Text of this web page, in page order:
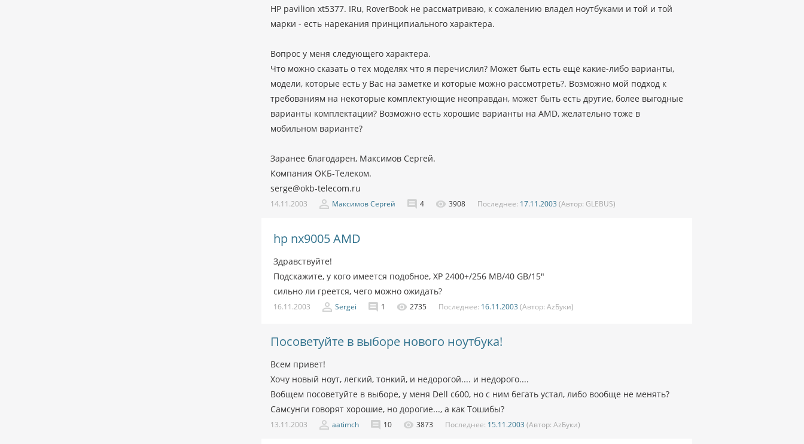
HP pavilion xt5377. IRu, RoverBook не рассматриваю, к сожалению владел ноутбуками и той и той
марки - есть нарекания принципиального характера.
Вопрос у меня следующего характера.
Что можно сказать о тех моделях что я перечислил? Может быть есть ещё какие-либо варианты,
модели, которые есть у Вас на заметке и которые можно рассмотреть?. Возможно мой подход к
требованиям на некоторые комплектующие неоправдан, может быть есть другие, более выгодные
варианты комплектации? Возможно есть хорошие варианты на AMD, желательно тоже в
мобильном варианте?
Заранее благодарен, Максимов Сергей.
Компания ОКБ-Телеком.
serge@okb-telecom.ru
14.11.2003 Максимов Сергей 4 3908 Последнее: 17.11.2003 (Автор: GLEBUS)
hp nx9005 AMD
Здравствуйте!
Подскажите, у кого имеется подобное, XP 2400+/256 MB/40 GB/15"
сильно ли греется, чего можно ожидать?
16.11.2003 Sergei 1 2735 Последнее: 16.11.2003 (Автор: AzБуки)
Посоветуйте в выборе нового ноутбука!
Всем привет!
Хочу новый ноут, легкий, тонкий, и недорогой.... и недорого....
Вобщем посоветуйте в выборе, у меня Dell c600, но с ним бегать устал, либо вообще не менять?
Самсунги говорят хорошие, но дорогие..., а как Тошибы?
13.11.2003 aatimch 10 3873 Последнее: 15.11.2003 (Автор: AzБуки)